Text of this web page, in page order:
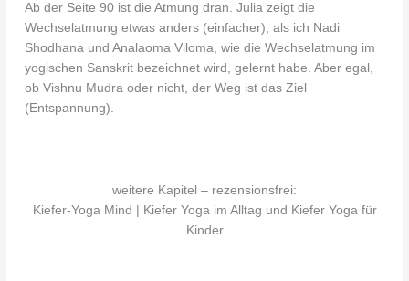
Ab der Seite 90 ist die Atmung dran. Julia zeigt die
Wechselatmung etwas anders (einfacher), als ich Nadi
Shodhana und Analaoma Viloma, wie die Wechselatmung im
yogischen Sanskrit bezeichnet wird, gelernt habe. Aber egal,
ob Vishnu Mudra oder nicht, der Weg ist das Ziel
(Entspannung).
weitere Kapitel – rezensionsfrei:
Kiefer-Yoga Mind | Kiefer Yoga im Alltag und Kiefer Yoga für
Kinder